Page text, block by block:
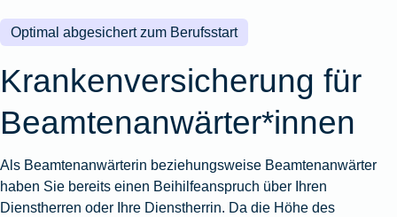
Produktübersicht
Zur
Optimal abgesichert zum Berufsstart
Krankenversicherung für
Beamten­anwärter*innen
Als Beamtenanwärterin beziehungsweise Beamtenanwärter
haben Sie bereits einen Beihilfeanspruch über Ihren
Dienstherren oder Ihre Dienstherrin. Da die Höhe des